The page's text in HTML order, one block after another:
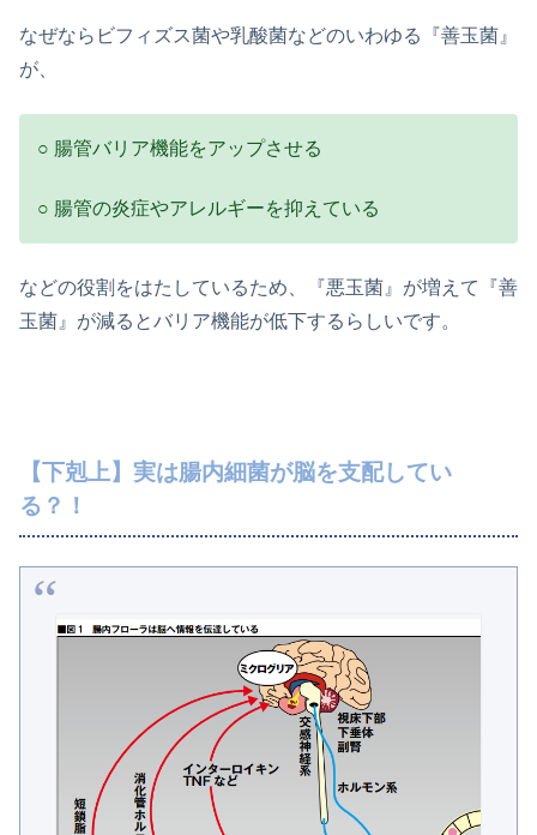
なぜならビフィズス菌や乳酸菌などのいわゆる『善玉菌』
が、
○ 腸管バリア機能をアップさせる
○ 腸管の炎症やアレルギーを抑えている
などの役割をはたしているため、『悪玉菌』が増えて『善
玉菌』が減るとバリア機能が低下するらしいです。
【下剋上】実は腸内細菌が脳を支配してい
る？！